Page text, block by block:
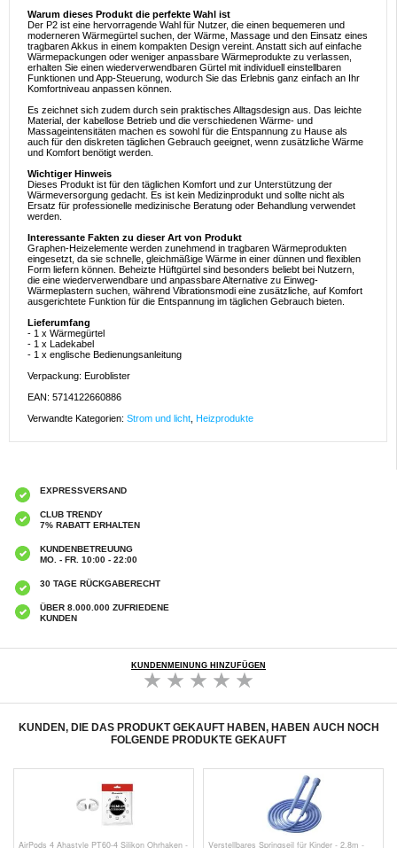
Warum dieses Produkt die perfekte Wahl ist
Der P2 ist eine hervorragende Wahl für Nutzer, die einen bequemeren und
moderneren Wärmegürtel suchen, der Wärme, Massage und den Einsatz eines
tragbaren Akkus in einem kompakten Design vereint. Anstatt sich auf einfache
Wärmepackungen oder weniger anpassbare Wärmeprodukte zu verlassen,
erhalten Sie einen wiederverwendbaren Gürtel mit individuell einstellbaren
Funktionen und App-Steuerung, wodurch Sie das Erlebnis ganz einfach an Ihr
Komfortniveau anpassen können.
Es zeichnet sich zudem durch sein praktisches Alltagsdesign aus. Das leichte
Material, der kabellose Betrieb und die verschiedenen Wärme- und
Massageintensitäten machen es sowohl für die Entspannung zu Hause als
auch für den diskreten täglichen Gebrauch geeignet, wenn zusätzliche Wärme
und Komfort benötigt werden.
Wichtiger Hinweis
Dieses Produkt ist für den täglichen Komfort und zur Unterstützung der
Wärmeversorgung gedacht. Es ist kein Medizinprodukt und sollte nicht als
Ersatz für professionelle medizinische Beratung oder Behandlung verwendet
werden.
Interessante Fakten zu dieser Art von Produkt
Graphen-Heizelemente werden zunehmend in tragbaren Wärmeprodukten
eingesetzt, da sie schnelle, gleichmäßige Wärme in einer dünnen und flexiblen
Form liefern können. Beheizte Hüftgürtel sind besonders beliebt bei Nutzern,
die eine wiederverwendbare und anpassbare Alternative zu Einweg-
Wärmeplastern suchen, während Vibrationsmodi eine zusätzliche, auf Komfort
ausgerichtete Funktion für die Entspannung im täglichen Gebrauch bieten.
Lieferumfang
- 1 x Wärmegürtel
- 1 x Ladekabel
- 1 x englische Bedienungsanleitung
Verpackung: Euroblister
EAN: 5714122660886
Verwandte Kategorien: Strom und licht Heizprodukte
EXPRESSVERSAND
CLUB TRENDY
7% RABATT ERHALTEN
KUNDENBETREUUNG
MO. - FR. 10:00 - 22:00
30 TAGE RÜCKGABERECHT
ÜBER 8.000.000 ZUFRIEDENE
KUNDEN
KUNDENMEINUNG HINZUFÜGEN
KUNDEN, DIE DAS PRODUKT GEKAUFT HABEN, HABEN AUCH NOCH
FOLGENDE PRODUKTE GEKAUFT
AirPods 4 Ahastyle PT60-4 Silikon Ohrhaken -
Verstellbares Springseil für Kinder - 2.8m -